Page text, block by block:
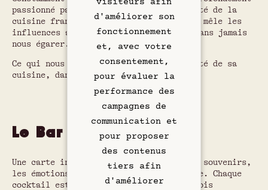
Chambres & Suites
Bar Rooftop
Restaurant
Art & Culture
Réunions
passionné par la richesse et la diversité de la
cuisine française, Clément Courtemanche mêle les
influences avec une audace maîtrisée, sans jamais
nous égarer.
Ce qui nous touche au cœur : la sincérité de sa
cuisine, dans chaque bouchée.
Le Bar
Une carte inspirée par les voyages, les souvenirs,
les émotions et la gastronomie française. Chaque
cocktail est un juste équilibre, à la fois
visiteurs afin
d'améliorer son
fonctionnement
et, avec votre
consentement,
pour évaluer la
performance des
campagnes de
communication et
pour proposer
des contenus
tiers afin
d'améliorer